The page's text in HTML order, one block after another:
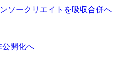
ソークリエイトを吸収合併へ
公開化へ